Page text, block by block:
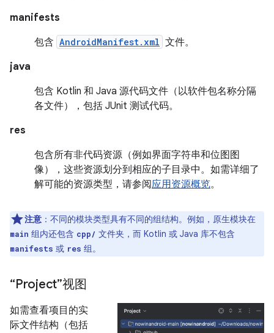
manifests
包含 AndroidManifest.xml 文件。
java
包含 Kotlin 和 Java 源代码文件（以软件包名称分隔
各文件），包括 JUnit 测试代码。
res
包含所有非代码资源（例如界面字符串和位图图
像），这些资源划分到相应的子目录中。如需详细了
解可能的资源类型，请参阅应用资源概览。
注意 ：不同的模块类型具有不同的组结构。例如，原生模块在
main 组内还包含 cpp/ 文件夹，而 Kotlin 或 Java 库不包含
manifests 或 res 组。
“Project”视图
如需查看项目的实
际文件结构（包括